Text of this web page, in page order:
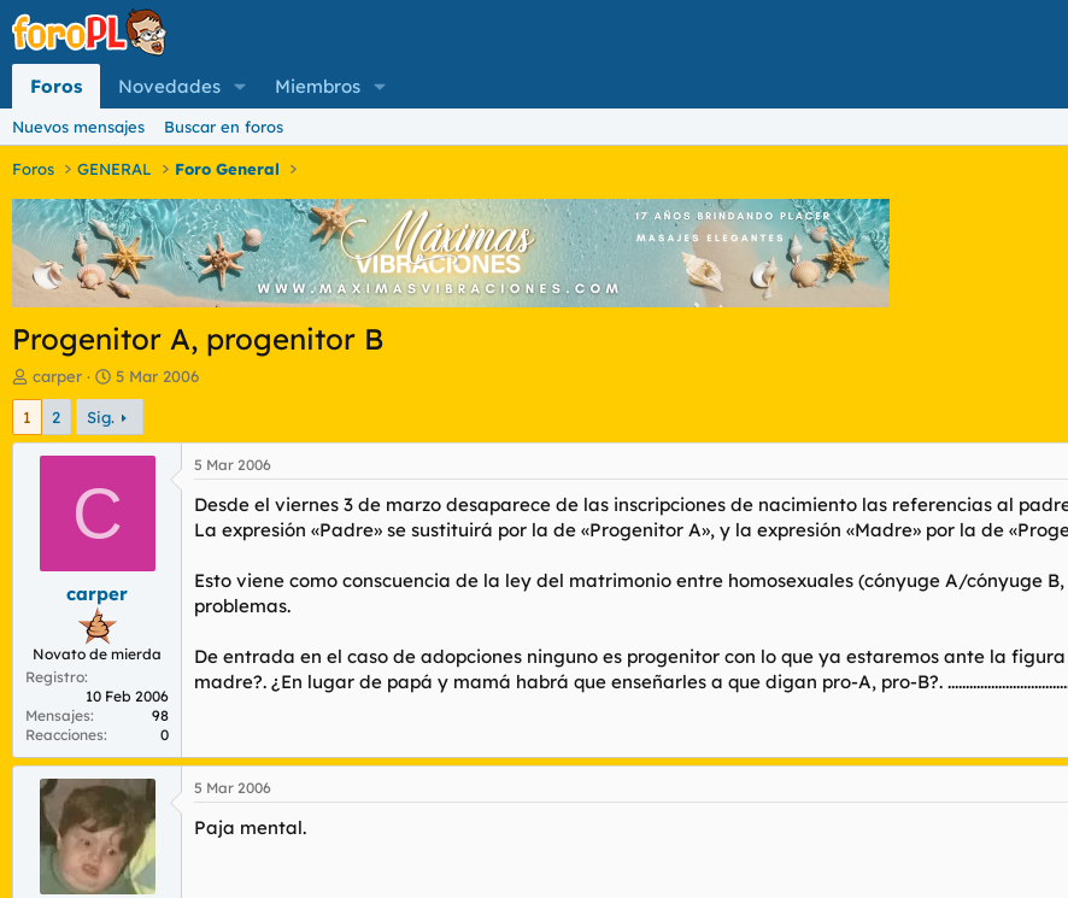
Foros Novedades Miembros
Nuevos mensajes Buscar en foros
Foros GENERAL Foro General
Progenitor A, progenitor B
I
n
c
d
e
m
carper
F
e
c
h
a
e
i
i
c
5 Mar 2006
1 2 Sig.
C
carper
Novato de mierda
Registro
10 Feb 2006
Mensajes
98
Reacciones
0
5 Mar 2006
Desde el viernes 3 de marzo desaparece de las inscripciones de nacimiento las referencias al
La expresión «Padre» se sustituirá por la de «Progenitor A», y la expresión «Madre» por la de
Esto viene como conscuencia de la ley del matrimonio entre homosexuales (cónyuge A/cónyuge
problemas.
De entrada en el caso de adopciones ninguno es progenitor con lo que ya estaremos ante la
madre?. ¿En lugar de papá y mamá habrá que enseñarles a que digan pro-A, pro-B?.
5 Mar 2006
Paja mental.